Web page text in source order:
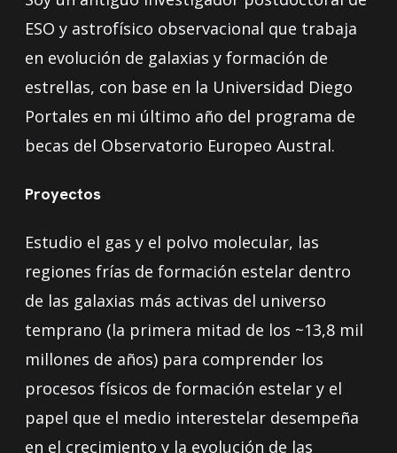
ESO y astrofísico observacional que trabaja
en evolución de galaxias y formación de
estrellas, con base en la Universidad Diego
Portales en mi último año del programa de
becas del Observatorio Europeo Austral.
Proyectos
Estudio el gas y el polvo molecular, las
regiones frías de formación estelar dentro
de las galaxias más activas del universo
temprano (la primera mitad de los ~13,8 mil
millones de años) para comprender los
procesos físicos de formación estelar y el
papel que el medio interestelar desempeña
en el crecimiento y la evolución de las